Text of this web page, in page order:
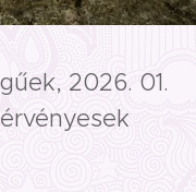
2026. 01.